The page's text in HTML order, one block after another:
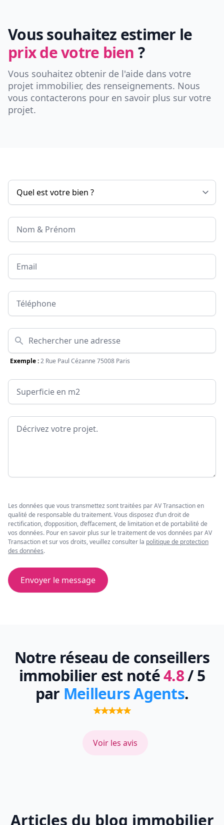
Vous souhaitez estimer le
prix de votre bien ?
Vous souhaitez obtenir de l'aide dans votre
projet immobilier, des renseignements. Nous
vous contacterons pour en savoir plus sur votre
projet.
Nom & Prénom
Email
Téléphone
Adresse
Exemple :2 Rue Paul Cézanne 75008 Paris
Surface
Message
Les données que vous transmettez sont traitées par AV Transaction en
qualité de responsable du traitement. Vous disposez d’un droit de
rectification, d’opposition, d’effacement, de limitation et de portabilité de
vos données. Pour en savoir plus sur le traitement de vos données par AV
Transaction et sur vos droits, veuillez consulter la politique de protection
des données.
Envoyer le message
Notre réseau de conseillers
immobilier est noté4.8/ 5
par Meilleurs Agents.
Voir les avis
Articles du blog immobilier